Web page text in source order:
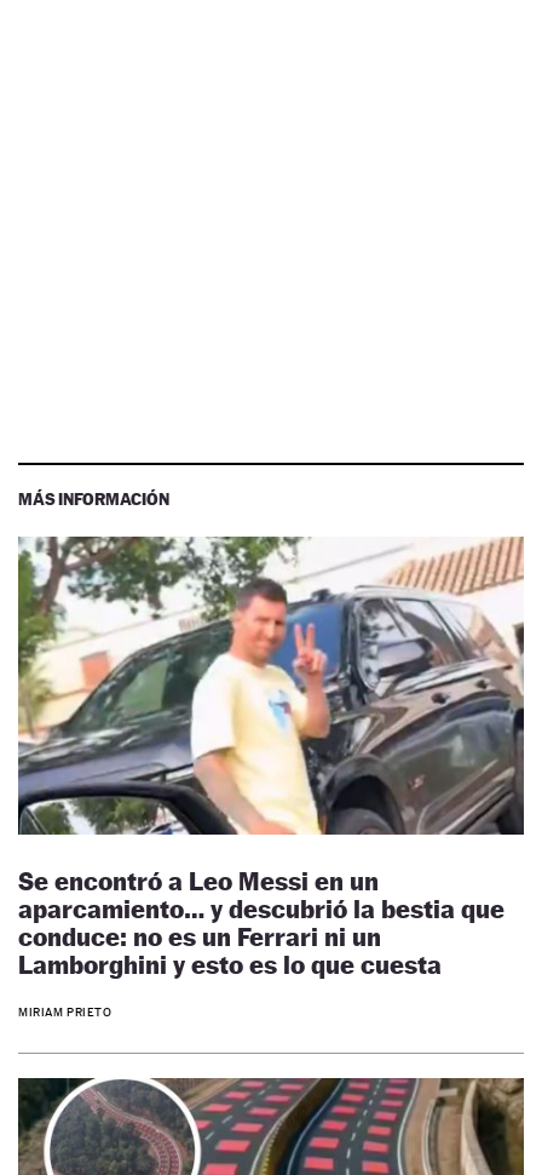
MÁS INFORMACIÓN
Se encontró a Leo Messi en un
aparcamiento… y descubrió la bestia que
conduce: no es un Ferrari ni un
Lamborghini y esto es lo que cuesta
MIRIAM PRIETO